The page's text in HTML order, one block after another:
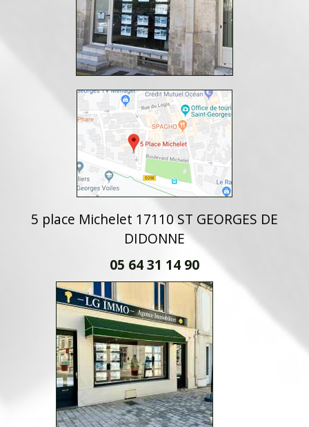
5 place Michelet 17110 ST GEORGES DE
DIDONNE
05 64 31 14 90